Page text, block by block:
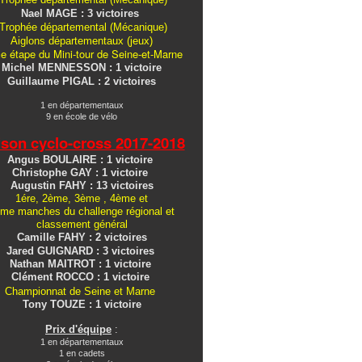
Nael MAGE : 3 victoires
Trophée départemental (Mécanique)
Aiglons départementaux (jeux)
étape du Mini-tour de Seine-et-Marne
Michel MENNESSON : 1 victoire
Guillaume PIGAL : 2 victoires
1 en départementaux
9 en école de vélo
cyclo-cross2017-2018
Angus BOULAIRE : 1 victoire
Christophe GAY : 1 victoire
Augustin FAHY : 13 victoires
1ére, 2ème, 3ème , 4ème et
manches du challenge régional et
classement général
Camille FAHY : 2 victoires
Jared GUIGNARD : 3 victoires
Nathan MAITROT : 1 victoire
Clément ROCCO : 1 victoire
Championnat de Seine et Marne
Tony TOUZE : 1 victoire
Prix d'équipe :
1 en départementaux
1 en cadets